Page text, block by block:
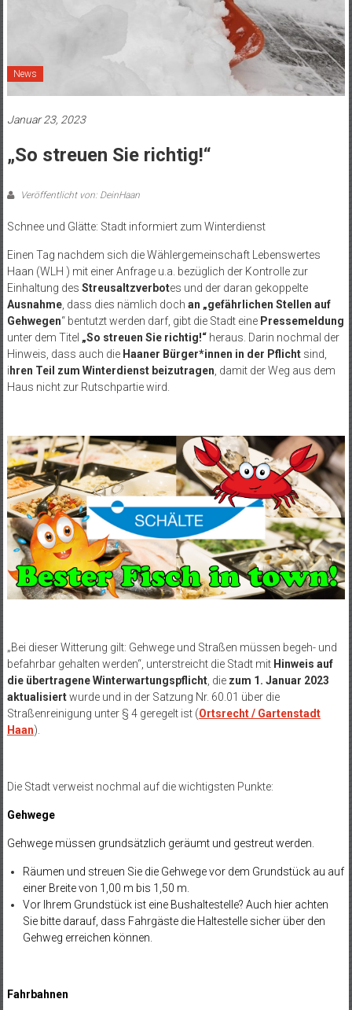
News
Januar 23, 2023
„So streuen Sie richtig!“
Veröffentlicht von: DeinHaan
Schnee und Glätte: Stadt informiert zum Winterdienst
Einen Tag nachdem sich die Wählergemeinschaft Lebenswertes
Haan (WLH ) mit einer Anfrage u.a. bezüglich der Kontrolle zur
Einhaltung des Streusaltzverbotes und der daran gekoppelte
Ausnahme, dass dies nämlich doch an „gefährlichen Stellen auf
Gehwegen“ bentutzt werden darf, gibt die Stadt einePressemeldung
unter dem Titel „So streuen Sie richtig!“heraus. Darin nochmal der
Hinweis, dass auch dieHaaner Bürger*innen in der Pflichtsind,
i hren Teil zum Winterdienst beizutragen , damit der Weg aus dem
Haus nicht zur Rutschpartie wird.
„Bei dieser Witterung gilt: Gehwege und Straßen müssen begeh- und
befahrbar gehalten werden“, unterstreicht die Stadt mit Hinweis auf
die übertragene Winterwartungspflicht, die zum 1. Januar 2023
aktualisiertwurde und in der Satzung Nr. 60.01 über die
Straßenreinigung unter § 4 geregelt ist (Ortsrecht / Gartenstadt
Haan).
Die Stadt verweist nochmal auf die wichtigsten Punkte:
Gehwege
Gehwege müssen grundsätzlich geräumt und gestreut werden.
Räumen und streuen Sie die Gehwege vor dem Grundstück au auf
einer Breite von 1,00 m bis 1,50 m.
Vor Ihrem Grundstück ist eine Bushaltestelle? Auch hier achten
Sie bitte darauf, dass Fahrgäste die Haltestelle sicher über den
Gehweg erreichen können.
Fahrbahnen